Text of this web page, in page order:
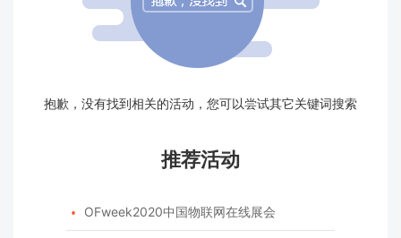
抱歉，没有找到相关的活动，您可以尝试其它关键词搜索
推荐活动
 OFweek2020中国物联网在线展会